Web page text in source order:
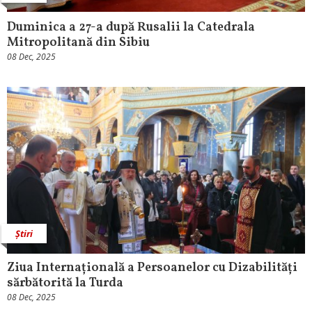
Duminica a 27-a după Rusalii la Catedrala
Mitropolitană din Sibiu
08 Dec, 2025
Știri
Ziua Internațională a Persoanelor cu Dizabilități
sărbătorită la Turda
08 Dec, 2025